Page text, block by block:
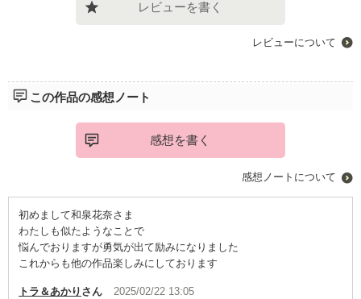
レビューを書く
レビューについて
この作品の感想ノート
感想を書く
感想ノートについて
初めまして和泉花奈さま
わたしも似たようなことで
悩んでおりますが勇気が出て励みになりました
これからも他の作品楽しみにしております
トラ＆あかり さん 2025/02/22 13:05